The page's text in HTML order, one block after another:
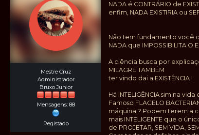
Mestre Cruz
Administrador
Bruxo Junior
Mensagens: 88
Registado
NADA é CONTRÁRIO de
enfim, NADA EXISTIRIA ou
Não tem fundamento você
NADA que IMPOSSIBILITA O
A ciência busca por
MILAGRE TAMBÉM
ter vindo dai a EXISTÊNCIA !
Há INTELIGÊNCIA sim na
Famoso FLAGELO
máquina ? Podem terem a
mais INTELIGENTE que o
de PROJETAR, SEM VIDA,